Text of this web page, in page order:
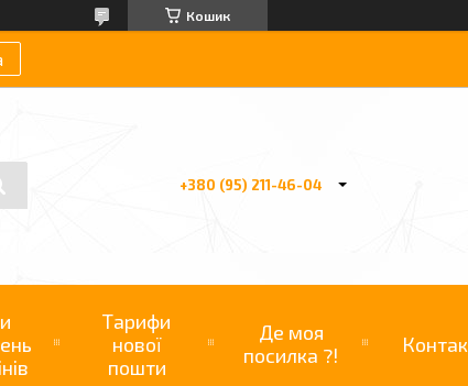
Кошик
+380 (95) 211-46-04
Тарифи
нової
пошти
Де моя
посилка ?!